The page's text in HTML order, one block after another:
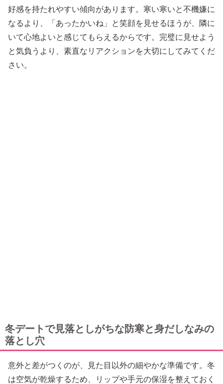
好感を持たれやすい傾向があります。寒い寒いと不機嫌に
なるより、「あったかいね」と笑顔を見せるほうが、隣に
いて心地よいと感じてもらえるからです。完璧に見せよう
と気負うより、素直なリアクションを大切にしてみてくだ
さい。
冬デートで見落としがちな防寒と身だしなみの
落とし穴
意外と差がつくのが、見た目以外の細やかな準備です。冬
は空気が乾燥するため、リップや手元の保湿を整えておく